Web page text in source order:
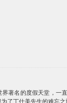
著名的度假天堂，一
了丁仕美先生的难忘之